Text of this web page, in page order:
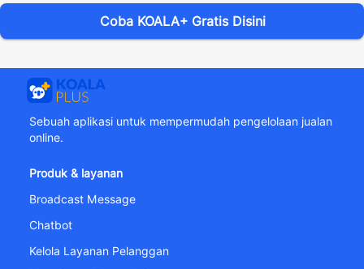
Coba KOALA+ Gratis Disini
Sebuah aplikasi untuk mempermudah pengelolaan jualan
online.
Produk & layanan
Broadcast Message
Chatbot
Kelola Layanan Pelanggan